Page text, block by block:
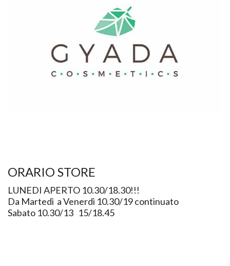
ORARIO STORE
LUNEDI APERTO 10.30/18.30!!!
Da Martedì a Venerdì 10.30/19 continuato
Sabato 10.30/13 15/18.45